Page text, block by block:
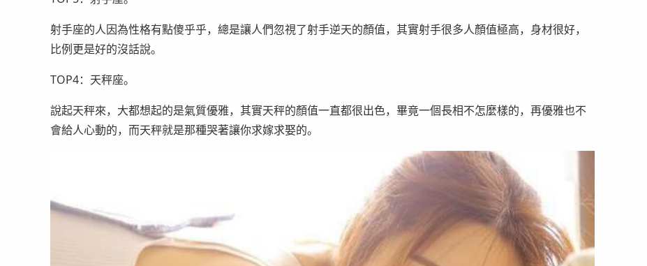
射手座的人因為性格有點傻乎乎，總是讓人們忽視了射手逆天的顏值，其實射手很多人顏值極高，身材很好，
比例更是好的沒話說。
TOP4：天秤座。
說起天秤來，大都想起的是氣質優雅，其實天秤的顏值一直都很出色，畢竟一個長相不怎麼樣的，再優雅也不
會給人心動的，而天秤就是那種哭著讓你求嫁求娶的。